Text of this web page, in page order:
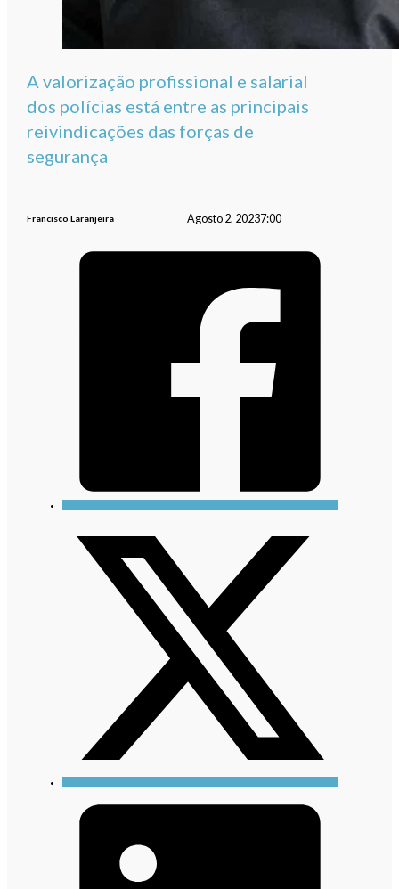
A valorização profissional e salarial
dos polícias está entre as principais
reivindicações das forças de
segurança
Francisco Laranjeira Agosto 2, 20237:00